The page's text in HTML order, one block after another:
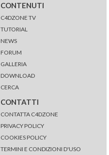
CONTENUTI
C4DZONE TV
TUTORIAL
NEWS
FORUM
GALLERIA
DOWNLOAD
CERCA
CONTATTI
CONTATTA C4DZONE
PRIVACY POLICY
COOKIES POLICY
TERMINI E CONDIZIONI D'USO